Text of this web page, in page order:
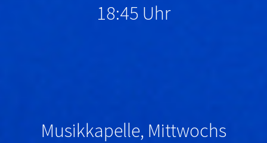
18:45 Uhr
Musikkapelle, Mittwochs